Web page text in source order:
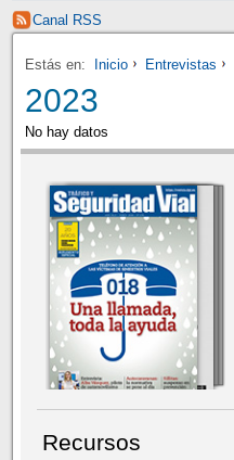
Canal RSS
Estás en: Inicio Entrevistas
2023
No hay datos
Recursos